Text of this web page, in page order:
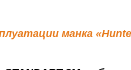
манка